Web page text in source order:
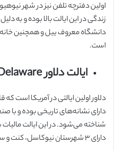
اولین دفترچه تلفن نیز در شهر
زندگی در این ایالت بالا بوده و به
است.
ایالت دلاور Delaware
دلاور اولین ایالتی در آمریکا است
دارای نشانه‌های تاریخی بوده و با
شناخته می‌شود. در این ایالت مالیات
دارای ۳ شهرستان نیوکاسل، کنت و ساسکس است.